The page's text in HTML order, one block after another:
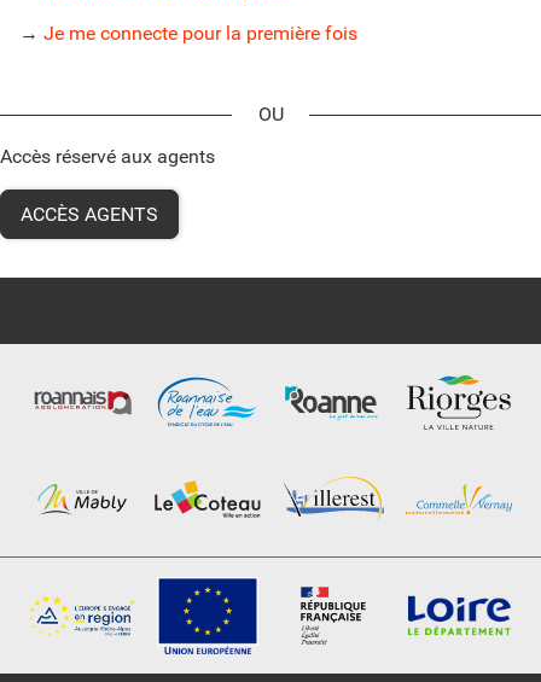
→ Je me connecte pour la première fois
Accès réservé aux agents
ACCÈS AGENTS